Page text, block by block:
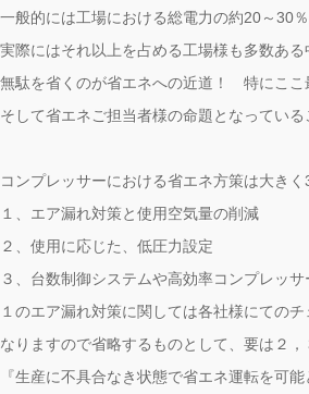
一般的には工場における総電力の約20～30
実際にはそれ以上を占める工場様も多数あ
無駄を省くのが省エネへの近道！ 特にここ
そして省エネご担当者様の命題となってい
コンプレッサーにおける省エネ方策は大きく3
１、エア漏れ対策と使用空気量の削減
２、使用に応じた、低圧力設定
３、台数制御システムや高効率コンプレッ
１のエア漏れ対策に関しては各社様にての
なりますので省略するものとして、要は２
『生産に不具合なき状態で省エネ運転を可能